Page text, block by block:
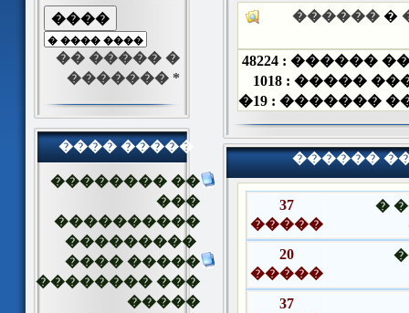
�� ����� �
������� *
���� �����
�������� ��
���
����������
���������
���� �����
�������� ���
�����
�
������
���
48224
��� �����
1018
���
19
�
������
37
�����
20
�����
37